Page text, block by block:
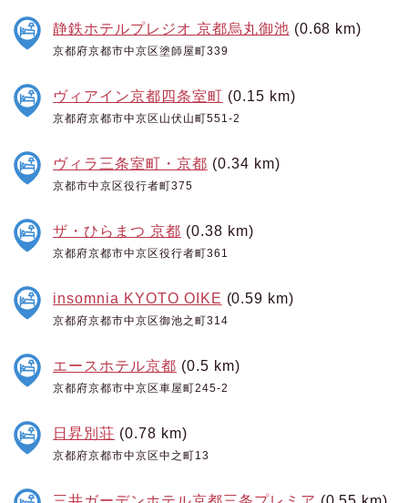
静鉄ホテルプレジオ 京都烏丸御池 (0.68 km)
京都府京都市中京区塗師屋町339
ヴィアイン京都四条室町 (0.15 km)
京都府京都市中京区山伏山町551-2
ヴィラ三条室町・京都 (0.34 km)
京都市中京区役行者町375
ザ・ひらまつ 京都 (0.38 km)
京都府京都市中京区役行者町361
insomnia KYOTO OIKE (0.59 km)
京都府京都市中京区御池之町314
エースホテル京都 (0.5 km)
京都府京都市中京区車屋町245-2
日昇別荘 (0.78 km)
京都府京都市中京区中之町13